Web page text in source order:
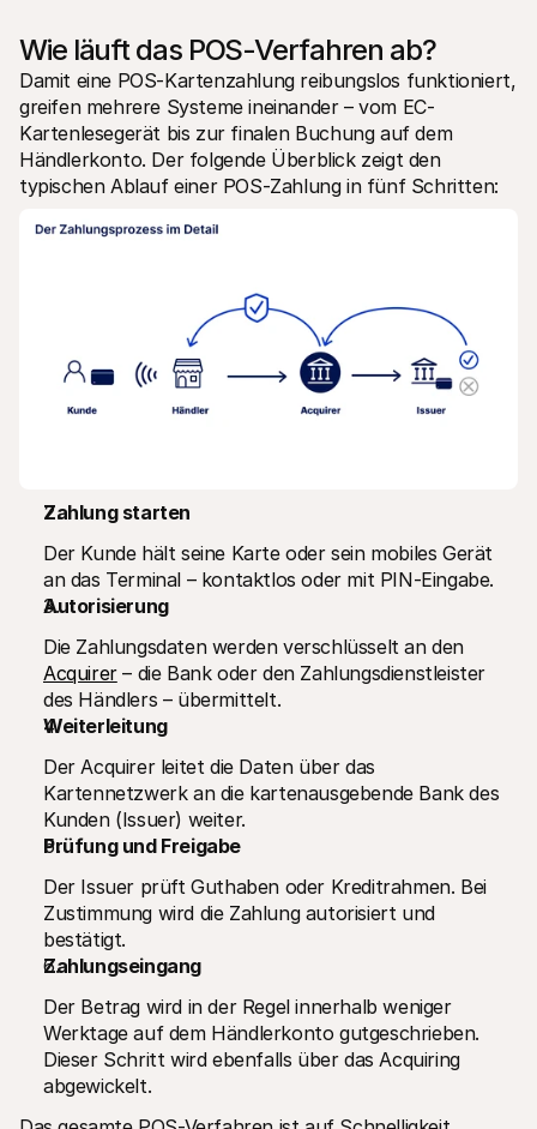
Wie läuft das POS-Verfahren ab?
Damit eine POS-Kartenzahlung reibungslos funktioniert,
greifen mehrere Systeme ineinander – vom EC-
Kartenlesegerät bis zur finalen Buchung auf dem
Händlerkonto. Der folgende Überblick zeigt den
typischen Ablauf einer POS-Zahlung in fünf Schritten:
Zahlung starten
Der Kunde hält seine Karte oder sein mobiles Gerät
an das Terminal – kontaktlos oder mit PIN-Eingabe.
Autorisierung
Acquirer – die Bank oder den Zahlungsdienstleister
des Händlers – übermittelt.
Weiterleitung
Der Acquirer leitet die Daten über das
Kartennetzwerk an die kartenausgebende Bank des
Kunden (Issuer) weiter.
Prüfung und Freigabe
Der Issuer prüft Guthaben oder Kreditrahmen. Bei
Zustimmung wird die Zahlung autorisiert und
bestätigt.
Zahlungseingang
Der Betrag wird in der Regel innerhalb weniger
Werktage auf dem Händlerkonto gutgeschrieben.
Dieser Schritt wird ebenfalls über das Acquiring
abgewickelt.